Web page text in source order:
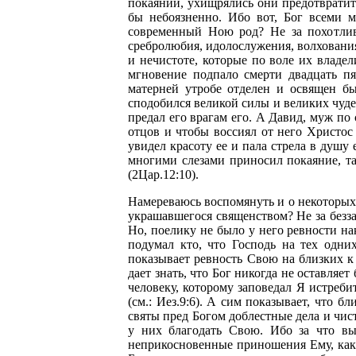
бы небоязненно. Ибо вот, Бог всеми
современный Ною род? Не за
сребролюбия, идолослужения,
и нечистоте, которые по воле их
мгновение подпало смерти двадцать
матерней утробе отделен и освящен
сподобился великой силы и великих
предал его врагам его. А Давид, муж по
отцов и чтобы воссиял от него
увидел красоту ее и пала стрела в
многими слезами приносил покаяние,
(2Цар.12:10).
Намереваюсь воспомянуть и о
украшавшегося священством? Не за
Но, поелику не было у него ревности
подумал кто, что Господь на тех
показывает ревность Свою на близких
дает знать, что Бог никогда не
человеку, которому заповедал Я
(см.: Иез.9:6). А сим показывает, что
святы пред Богом доблестные дела и
у них благодать Свою. Ибо за что
неприкосновенные приношения Ему,